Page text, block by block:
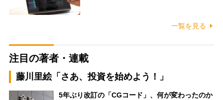
一覧を見る
注目の著者・連載
藤川里絵「さあ、投資を始めよう！」
5年ぶり改訂の「CGコード」、何が変わったのか